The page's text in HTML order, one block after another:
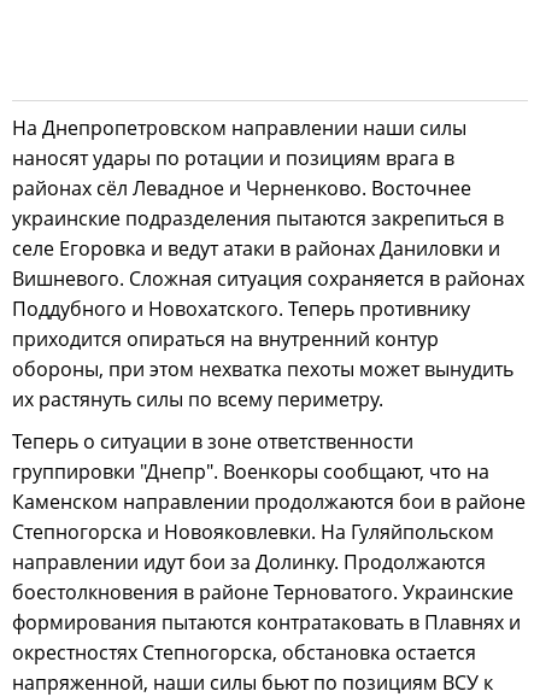
На Днепропетровском направлении наши силы
наносят удары по ротации и позициям врага в
районах сёл Левадное и Черненково. Восточнее
украинские подразделения пытаются закрепиться в
селе Егоровка и ведут атаки в районах Даниловки и
Вишневого. Сложная ситуация сохраняется в районах
Поддубного и Новохатского. Теперь противнику
приходится опираться на внутренний контур
обороны, при этом нехватка пехоты может вынудить
их растянуть силы по всему периметру.
Теперь о ситуации в зоне ответственности
группировки "Днепр". Военкоры сообщают, что на
Каменском направлении продолжаются бои в районе
Степногорска и Новояковлевки. На Гуляйпольском
направлении идут бои за Долинку. Продолжаются
боестолкновения в районе Терноватого. Украинские
формирования пытаются контратаковать в Плавнях и
окрестностях Степногорска, обстановка остается
напряженной, наши силы бьют по позициям ВСУ к